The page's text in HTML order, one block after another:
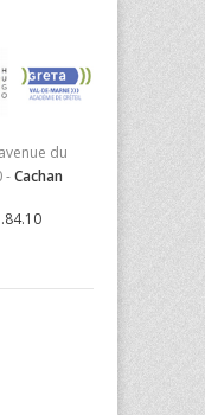
du
-Cachan